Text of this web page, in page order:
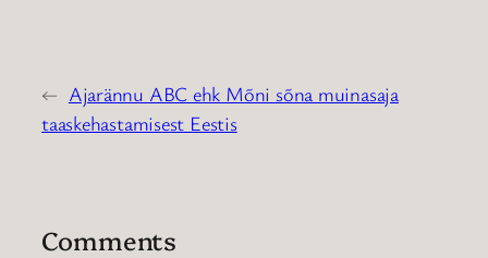
← Ajarännu ABC ehk Mõni sõna muinasaja
taaskehastamisest Eestis
Comments